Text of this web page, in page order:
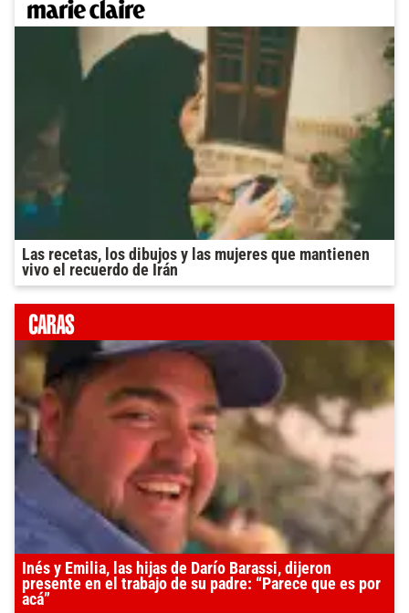
Las recetas, los dibujos y las mujeres que mantienen
vivo el recuerdo de Irán
Inés y Emilia, las hijas de Darío Barassi, dijeron
presente en el trabajo de su padre: “Parece que es por
acá”